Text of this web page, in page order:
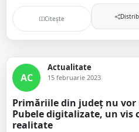
Citește
AC
Actualitate
15 februarie 2023
Primăriile din județ nu
Pubele digitalizate, un vis
realitate